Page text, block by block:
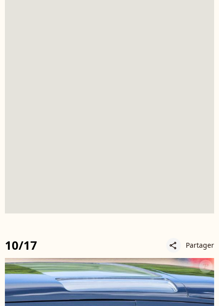
10/17 share Partager